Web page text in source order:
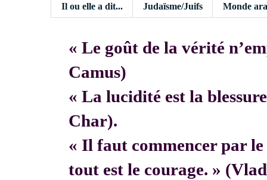
Il ou elle a dit... Judaïsme/Juifs Monde
« Le goût de la vérité
Camus)
« La lucidité est la
Char).
« Il faut commencer par le
tout est le courage. »